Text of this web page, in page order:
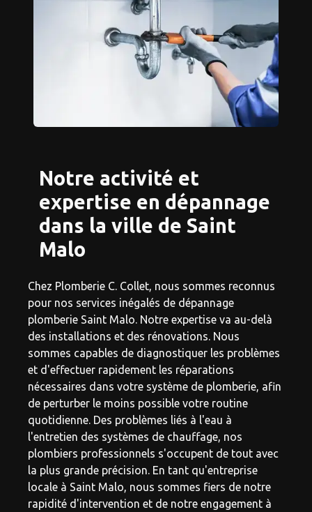
Notre activité et
expertise en dépannage
dans la ville de Saint
Malo
Chez Plomberie C. Collet, nous sommes reconnus
pour nos services inégalés de dépannage
plomberie Saint Malo. Notre expertise va au-delà
des installations et des rénovations. Nous
sommes capables de diagnostiquer les problèmes
et d'effectuer rapidement les réparations
nécessaires dans votre système de plomberie, afin
de perturber le moins possible votre routine
quotidienne. Des problèmes liés à l'eau à
l'entretien des systèmes de chauffage, nos
plombiers professionnels s'occupent de tout avec
la plus grande précision. En tant qu'entreprise
locale à Saint Malo, nous sommes fiers de notre
rapidité d'intervention et de notre engagement à